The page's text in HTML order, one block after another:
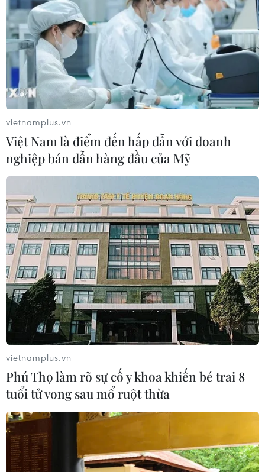
vietnamplus.vn
Việt Nam là điểm đến hấp dẫn với doanh
nghiệp bán dẫn hàng đầu của Mỹ
vietnamplus.vn
Phú Thọ làm rõ sự cố y khoa khiến bé trai 8
tuổi tử vong sau mổ ruột thừa